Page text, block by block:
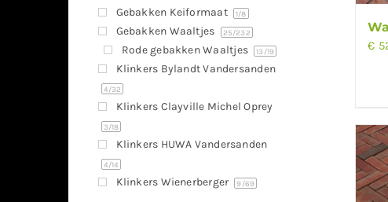
€
Gebakken Keiformaat 1/8
Gebakken Waaltjes 25/232
Rode gebakken Waaltjes 13 /19
Klinkers Bylandt Vandersanden
4/32
Klinkers Clayville Michel Oprey
3/18
Klinkers HUWA Vandersanden
4/14
Klinkers Wienerberger 9 /69